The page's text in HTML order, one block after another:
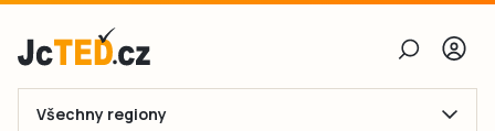
Všechny regiony